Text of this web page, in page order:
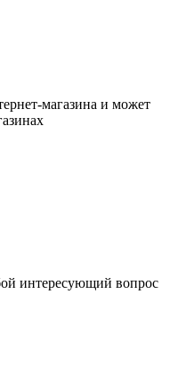
магазина и может
интересующий вопрос